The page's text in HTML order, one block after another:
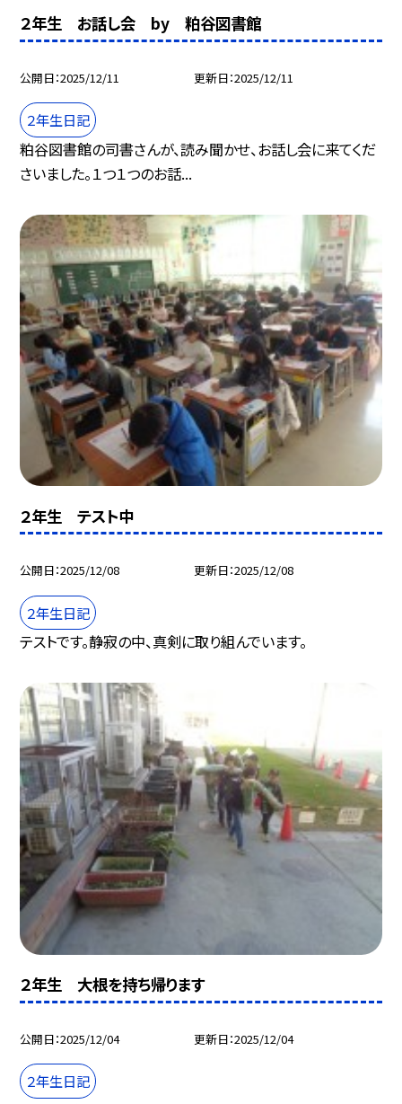
２年生 お話し会 by 粕谷図書館
公開日 2025/12/11 更新日 2025/12/11
２年生日記
粕谷図書館の司書さんが、読み聞かせ、お話し会に来てくだ
さいました。１つ１つのお話...
２年生 テスト中
公開日 2025/12/08 更新日 2025/12/08
２年生日記
テストです。静寂の中、真剣に取り組んでいます。
２年生 大根を持ち帰ります
公開日 2025/12/04 更新日 2025/12/04
２年生日記